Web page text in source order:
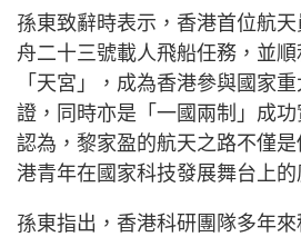
孫東致辭時表示，香港首位航
舟二十三號載人飛船任務，並
「天宮」，成為香港參與國家
證，同時亦是「一國兩制」成
認為，黎家盈的航天之路不僅
港青年在國家科技發展舞台上的
孫東指出，香港科研團隊多年